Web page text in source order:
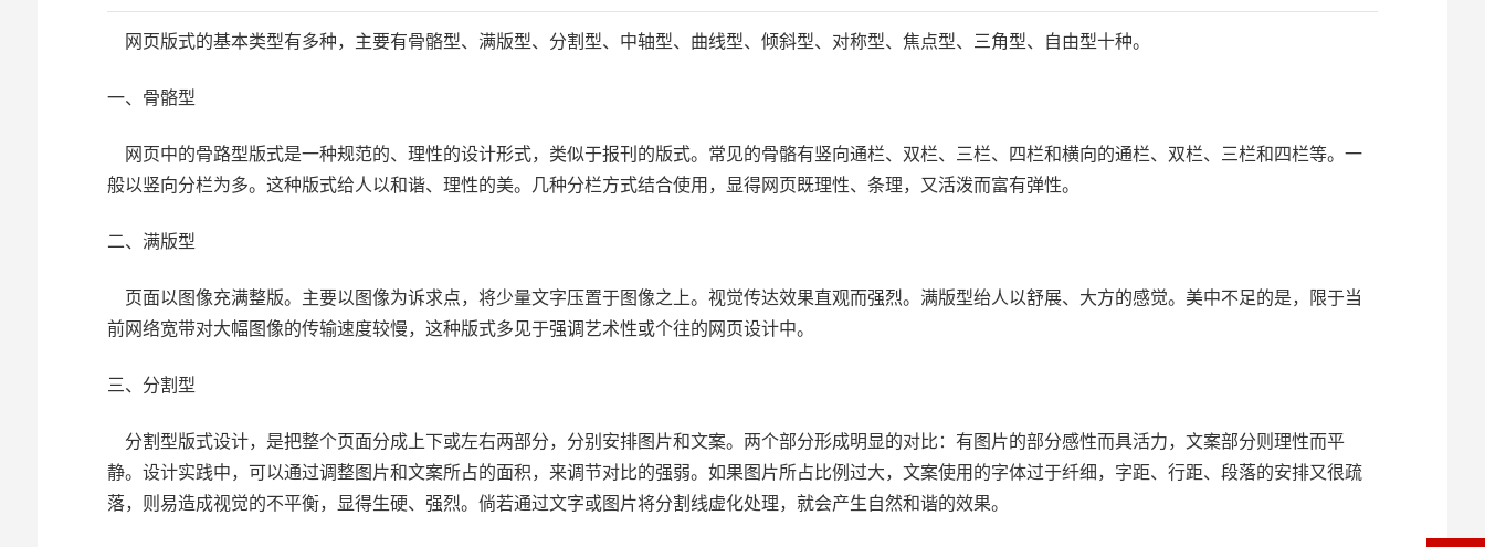
网页版式的基本类型有多种，主要有骨骼型、满版型、分割型、中轴型、曲线型、倾斜型、对称型、焦点型、三角型、自由型十种。
一、骨骼型
网页中的骨路型版式是一种规范的、理性的设计形式，类似于报刊的版式。常见的骨骼有竖向通栏、双栏、三栏、四栏和横向的通栏、双栏、三栏和四栏等。一
般以竖向分栏为多。这种版式给人以和谐、理性的美。几种分栏方式结合使用，显得网页既理性、条理，又活泼而富有弹性。
二、满版型
页面以图像充满整版。主要以图像为诉求点，将少量文字压置于图像之上。视觉传达效果直观而强烈。满版型绐人以舒展、大方的感觉。美中不足的是，限于当
前网络宽带对大幅图像的传输速度较慢，这种版式多见于强调艺术性或个往的网页设计中。
三、分割型
分割型版式设计，是把整个页面分成上下或左右两部分，分别安排图片和文案。两个部分形成明显的对比：有图片的部分感性而具活力，文案部分则理性而平
静。设计实践中，可以通过调整图片和文案所占的面积，来调节对比的强弱。如果图片所占比例过大，文案使用的字体过于纤细，字距、行距、段落的安排又很疏
落，则易造成视觉的不平衡，显得生硬、强烈。倘若通过文字或图片将分割线虚化处理，就会产生自然和谐的效果。